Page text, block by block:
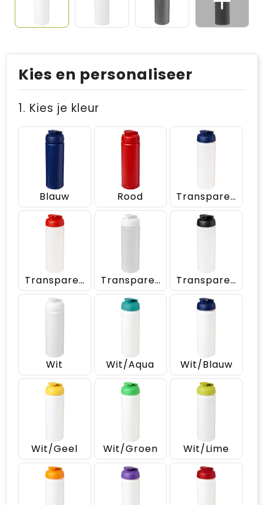
Kies en personaliseer
1. Kies je kleur
Blauw Rood Transparent/Blauw
Transparent/Rood Transparent/Wit Transparent/Zwart
Wit Wit/Aqua Wit/Blauw
Wit/Geel Wit/Groen Wit/Lime